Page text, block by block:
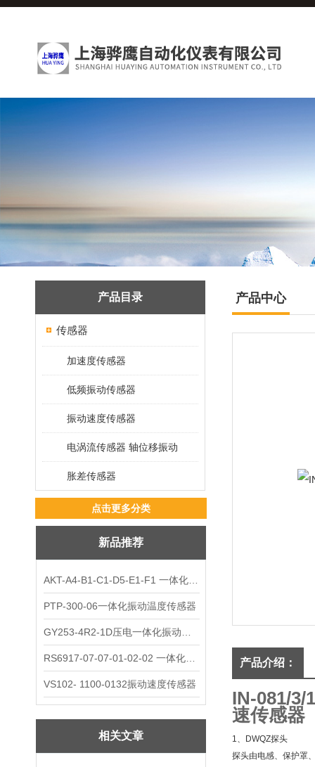
产品目录
传感器
加速度传感器
低频振动传感器
振动速度传感器
电涡流传感器 轴位移振动
胀差传感器
点击更多分类
新品推荐
PTP-300-06一体化振动温度传感器
VS102- 1100-0132振动速度传感器
相关文章
产品中心
产品介绍：
IN-081/3/
速传感器
1、DWQZ探头
探头由电感、保护罩